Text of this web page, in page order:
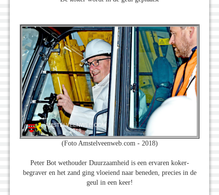
(Foto Amstelveenweb.com - 2018)
Peter Bot wethouder Duurzaamheid is een ervaren koker-
begraver en het zand ging vloeiend naar beneden, precies in de
geul in een keer!